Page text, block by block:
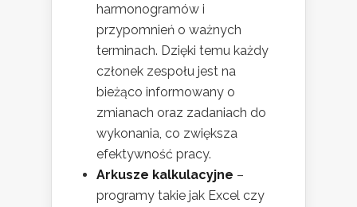
harmonogramów i
przypomnień o ważnych
terminach. Dzięki temu każdy
członek zespołu jest na
bieżąco informowany o
zmianach oraz zadaniach do
wykonania, co zwiększa
efektywność pracy.
Arkusze kalkulacyjne –
programy takie jak Excel czy